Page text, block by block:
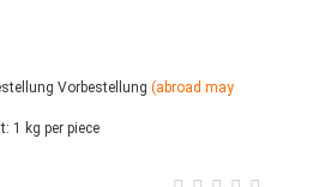
Vorbestellung (abroad may
1 kg per piece